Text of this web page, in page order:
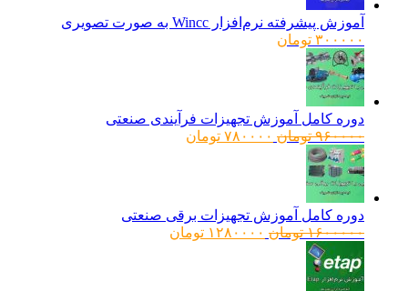
آموزش پیشرفته نرم‌افزار Wincc به صورت تصویری
۳۰۰۰۰۰ تومان
دوره کامل آموزش تجهیزات فرآیندی صنعتی
۹۶۰۰۰۰ تومانقیمت
۷۸۰۰۰۰ تومانقیمت
دوره کامل آموزش تجهیزات برقی صنعتی
۱۶۰۰۰۰۰ تومانقیمت
۱۲۸۰۰۰۰ تومانقیمت